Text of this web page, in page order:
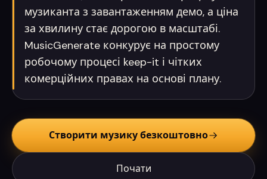
музиканта з завантаженням демо, а ціна
за хвилину стає дорогою в масштабі.
MusicGenerate конкурує на простому
робочому процесі keep-it і чітких
комерційних правах на основі плану.
Створити музику безкоштовно
Почати